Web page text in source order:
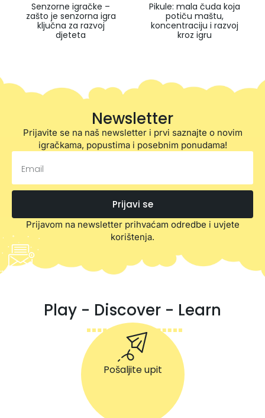
Senzorne igračke –
zašto je senzorna igra
ključna za razvoj
djeteta
Pikule: mala čuda koja
potiču maštu,
koncentraciju i razvoj
kroz igru
Newsletter
Prijavite se na naš newsletter i prvi saznajte o novim
igračkama, popustima i posebnim ponudama!
Prijavi se
Prijavom na newsletter prihvaćam odredbe i uvjete
korištenja.
Play - Discover - Learn
Pošaljite upit